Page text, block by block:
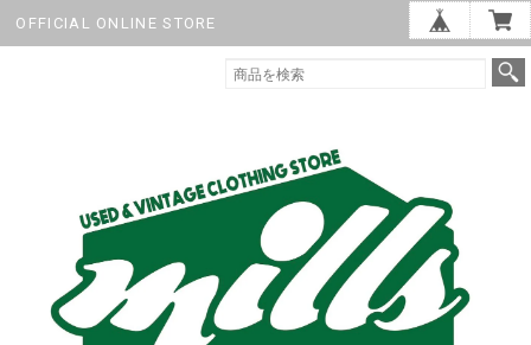
OFFICIAL ONLINE STORE